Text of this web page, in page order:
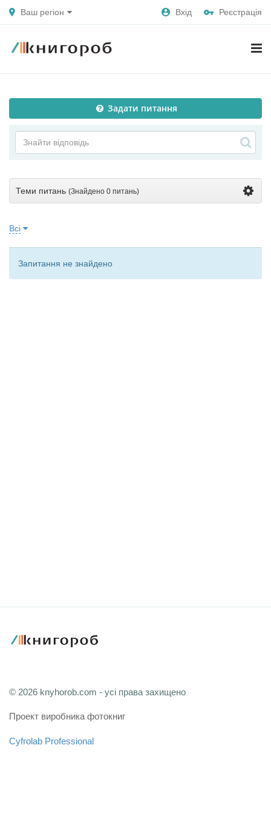
Ваш регіон Вхід Реєстрація
Задати питання
Теми питань (Знайдено 0 питань)
Всі
Запитання не знайдено
© 2026 knyhorob.com - усі права захищено
Проект виробника фотокниг
Cyfrolab Professional